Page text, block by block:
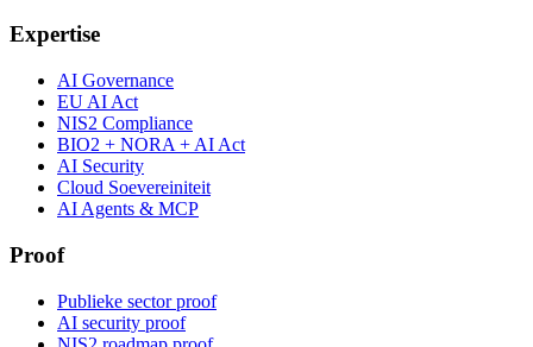
Expertise
AI Governance
EU AI Act
NIS2 Compliance
BIO2 + NORA + AI Act
AI Security
Cloud Soevereiniteit
AI Agents & MCP
Proof
Publieke sector proof
AI security proof